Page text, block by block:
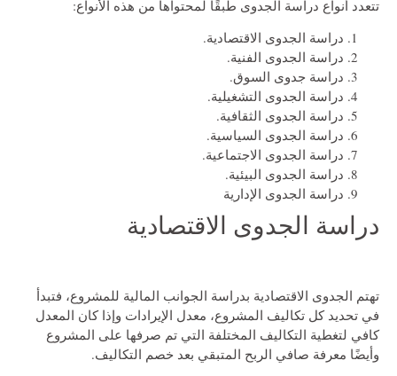
تتعدد أنواع دراسة الجدوى طبقًا لمحتواها من هذه الأنواع:
دراسة الجدوى الاقتصادية.
دراسة الجدوى الفنية.
دراسة جدوى السوق.
دراسة الجدوى التشغيلية.
دراسة الجدوى الثقافية.
دراسة الجدوى السياسية.
دراسة الجدوى الاجتماعية.
دراسة الجدوى البيئية.
دراسة الجدوى الإدارية
دراسة الجدوى الاقتصادية
تهتم الجدوى الاقتصادية بدراسة الجوانب المالية للمشروع، فتبدأ
في تحديد كل تكاليف المشروع، معدل الإيرادات وإذا كان المعدل
كافي لتغطية التكاليف المختلفة التي تم صرفها على المشروع
وأيضًا معرفة صافي الربح المتبقي بعد خصم التكاليف.